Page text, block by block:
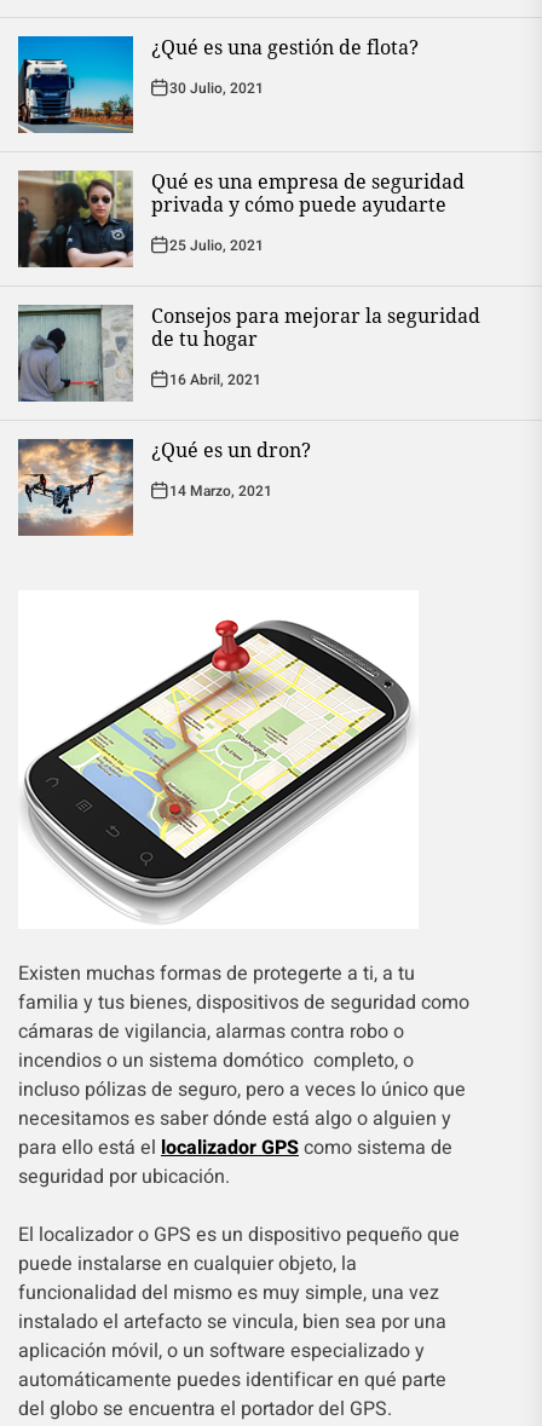
¿Qué es una gestión de flota?
30 Julio, 2021
Qué es una empresa de seguridad
privada y cómo puede ayudarte
25 Julio, 2021
Consejos para mejorar la seguridad
de tu hogar
16 Abril, 2021
¿Qué es un dron?
14 Marzo, 2021
Existen muchas formas de protegerte a ti, a tu
familia y tus bienes, dispositivos de seguridad como
cámaras de vigilancia, alarmas contra robo o
incendios o un sistema domótico completo, o
incluso pólizas de seguro, pero a veces lo único que
necesitamos es saber dónde está algo o alguien y
para ello está el localizador GPScomo sistema de
seguridad por ubicación.
El localizador o GPS es un dispositivo pequeño que
puede instalarse en cualquier objeto, la
funcionalidad del mismo es muy simple, una vez
instalado el artefacto se vincula, bien sea por una
aplicación móvil, o un software especializado y
automáticamente puedes identificar en qué parte
del globo se encuentra el portador del GPS.